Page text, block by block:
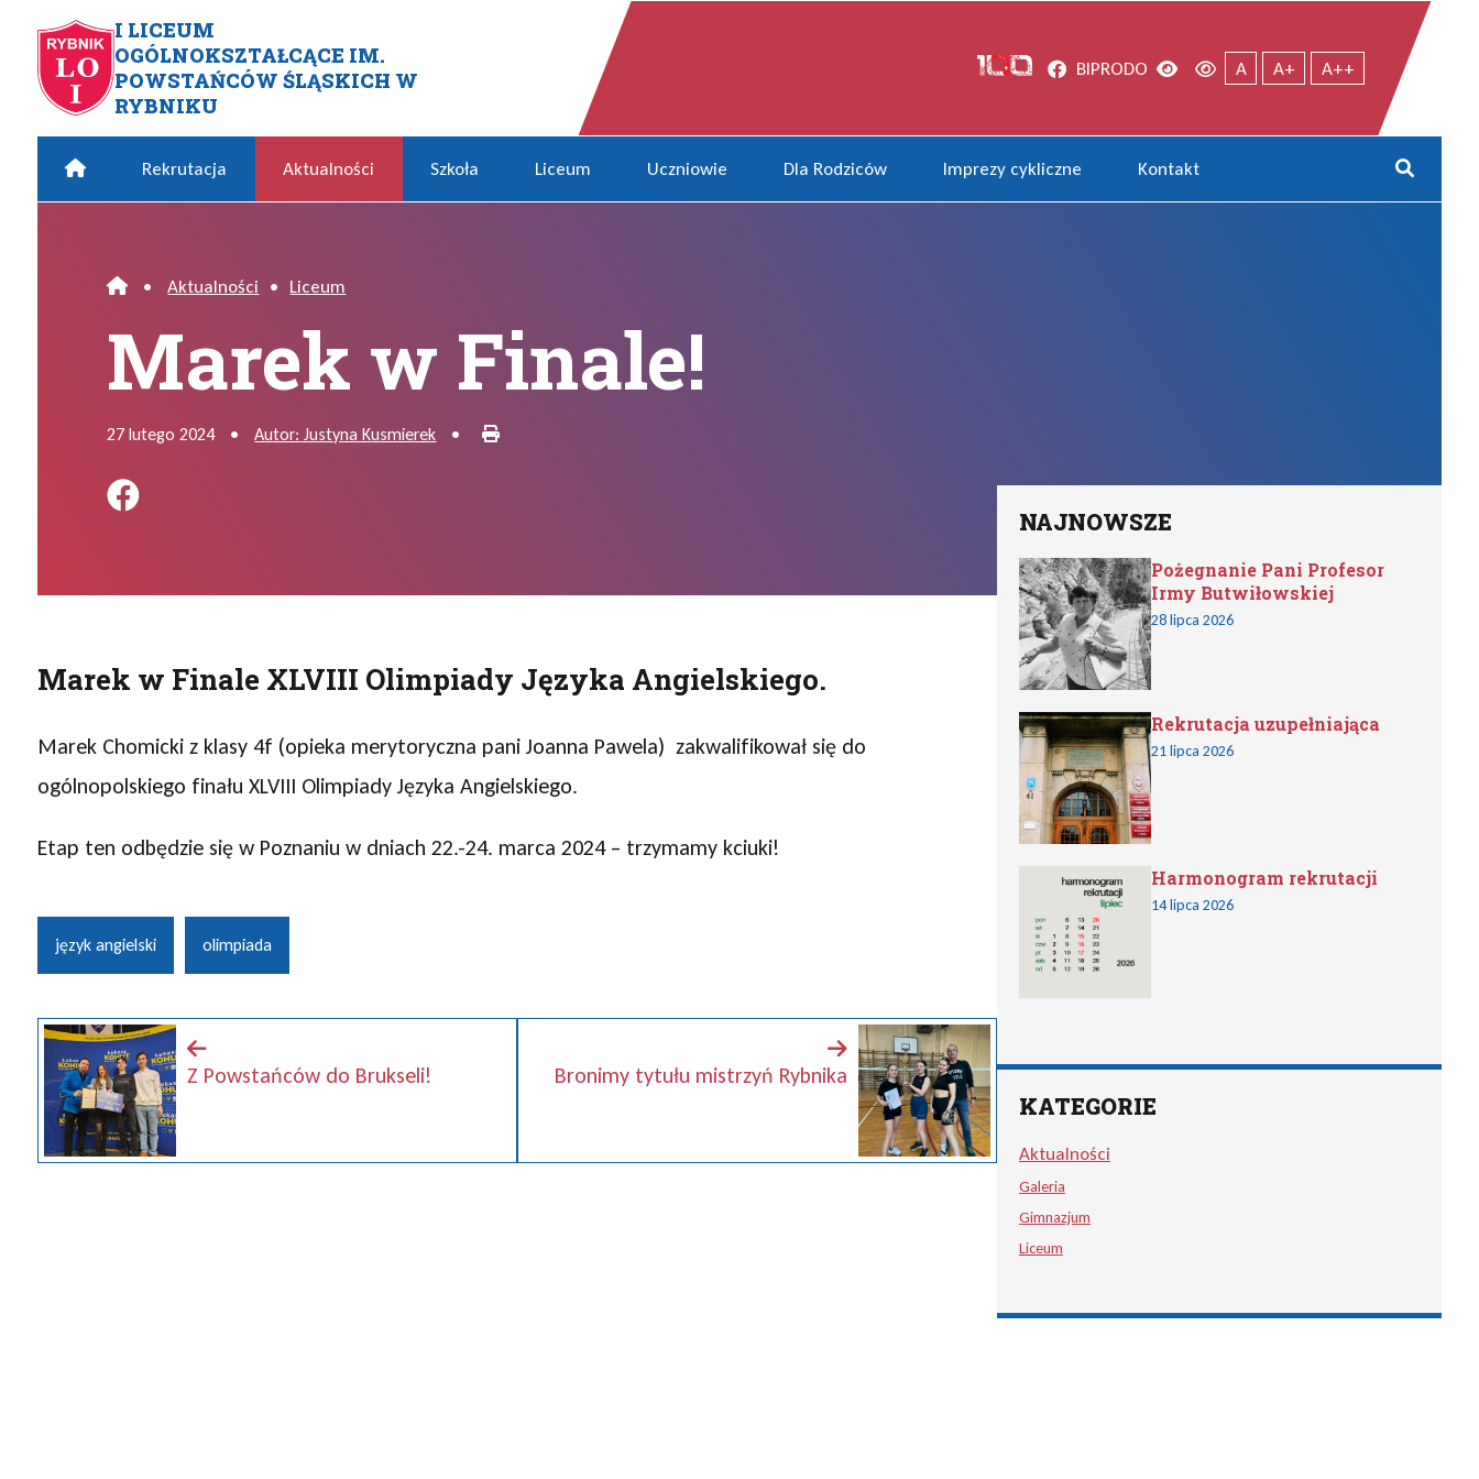
Przejdź do menu głównego
Przejdź do menu dodatkowego
Przejdź do treści
Mapa serwisu
I LICEUM
OGÓLNOKSZTAŁCĄCE IM.
POWSTAŃCÓW ŚLĄSKICH W
RYBNIKU
Marek w Finale!
Facebook
BIPRODO Wersja kontrastowa
Wersja domyślna
A A+ A++
Home Rekrutacja Aktualności Szkoła Liceum Uczniowie Dla Rodziców Imprezy cykliczne Kontakt
Home
• Aktualności • Liceum
Marek w Finale!
27 lutego 2024 • Autor: Justyna Kusmierek • Drukuj
Podziel się na FB
Marek w Finale XLVIII Olimpiady Języka Angielskiego.
Marek Chomicki z klasy 4f (opieka merytoryczna pani Joanna Pawela) zakwalifikował się do
ogólnopolskiego finału XLVIII Olimpiady Języka Angielskiego.
Etap ten odbędzie się w Poznaniu w dniach 22.-24. marca 2024 – trzymamy kciuki!
język angielski olimpiada
Z Powstańców do Brukseli! Bronimy tytułu mistrzyń Rybnika
NAJNOWSZE
Pożegnanie Pani Profesor
Irmy Butwiłowskiej
28 lipca 2026
Rekrutacja uzupełniająca
21 lipca 2026
Harmonogram rekrutacji
14 lipca 2026
KATEGORIE
Aktualności
Galeria
Gimnazjum
Liceum